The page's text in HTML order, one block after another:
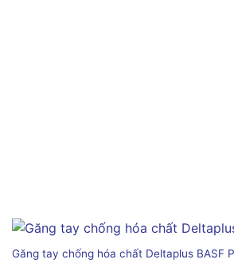
Găng tay chống hóa chất Deltaplus BASF